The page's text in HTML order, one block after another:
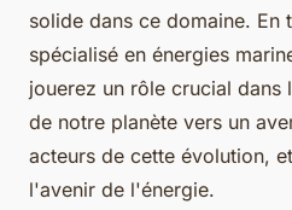
solide dans ce domaine. En
spécialisé en énergies
jouerez un rôle crucial dans
de notre planète vers un
acteurs de cette évolution,
l'avenir de l'énergie.